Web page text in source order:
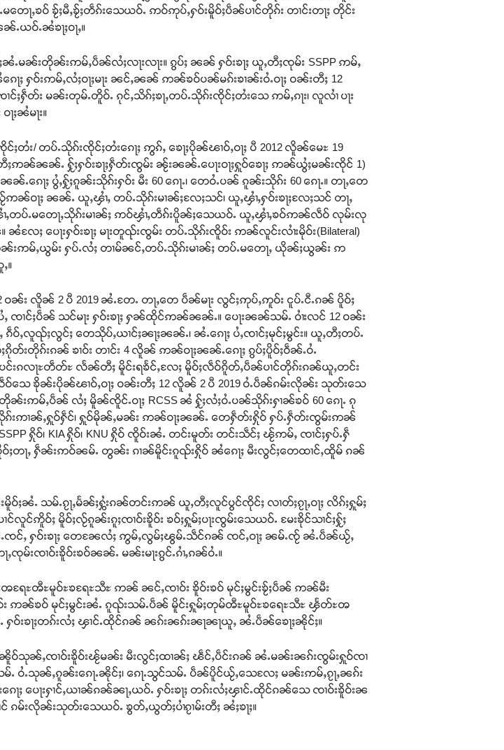
ႃႇၶဝ် ၶႂ်ႈမီႇၶႂ်ႈတဵၵ်းသေယဝ်ႉ ဢဝ်ဢုပ်ႇႁဝ်းမိူဝ်ႈပဵၼ်ပၢင်တိုၵ်း တၢင်းတႃႈ တိုင်း
ယဝ်ႉၼႆၶႃႈဝႃႇ။
မၼ်းတိုၼ်းဢမ်ႇပဵၼ်လႆႈလႃးလႃး။ ၵွပ်ႈ ၼၼ် ႁဝ်းၶႃႈ ယူႇတီႈၸုမ်း SSPP ဢမ်ႇ
ႈ ႁဝ်းဢမ်ႇလႆႈဝႃႈမႃး ၼင်ႇၼၼ် ဢၼ်ၶဝ်ပၼ်မၵ်းၶၢၼ်းဝႆႉဝႃႈ ဝၼ်းတီႈ 12
ႈႁဵတ်း မၼ်းတုမ်ႉတိူဝ်ႉ ၵုင်ႇသိၵ်ႈၶႃႇတပ်ႉသိုၵ်းၸိုင်ႈတႆးသေ ဢမ်ႇၵႃး၊ လူလၢႆ ပႃး
ႈၼႆမႃး။
း/ တပ်ႉသိုၵ်းၸိုင်ႈတႆးၵေႃႈ ဢွၵ်ႇ ၶေႃႈပိုၼ်ၽၢဝ်ႇဝႃႈ ပီ 2012 လိူၼ်မေႊ 19
ဢၼ်ၼၼ်ႉ ႁႂ်ႈႁဝ်းၶႃႈႁဵတ်းၸွမ်း ၼႂ်းၼၼ်ႉပေႃးဝႃႈႁူဝ်ၶေႃႈ ဢၼ်ယွႆႈမၼ်းၸိုင် 1)
ၵေႃႈ ပွႆႇႁႂ်ႈၵူၼ်းသိုၵ်းႁဝ်း မီး 60 ၵေႃႉ၊ တေဝႆႉပၼ် ၵူၼ်းသိုၵ်း 60 ၵေႃႉ။ တႃႇတေ
ဝႃႈ ၼၼ်ႉ ယူႇၾၢႆႇ တပ်ႉသိုၵ်းမၢၼ်ႈလႄႈသင်၊ ယူႇၾၢႆႇႁဝ်းၶႃႈလႄႈသင် တႃႇ
ႇတပ်ႉမတေႃႇသိုၵ်းမၢၼ်ႈ ဢဝ်ၾၢႆႇတဵၵ်းပိူၼ်ႈသေယဝ်ႉ ယူႇၾၢႆႇၶဝ်ဢၼ်လဵဝ် လုမ်းလု
ႄႈ ပေႃးႁဝ်းၶႃႈ မႃးတူၺ်းၸွမ်း တပ်ႉသိုၵ်းၸိူဝ်း ဢၼ်လူင်းလၢႆးမိုဝ်း(Bilateral)
ဢမ်ႇယွမ်း ႁပ်ႉလႆႈ တၢမ်ၼင်ႇတပ်ႉသိုၵ်းမၢၼ်ႈ တပ်ႉမတေႃႇ ယိုၼ်ႈယွၼ်း ဢ
။
ဝၼ်း လိူၼ် 2 ပီ 2019 ၼႆႉတႄႉ တႃႇတေ ပဵၼ်မႃး လွင်ႈဢုပ်ႇဢူဝ်း ငူပ်ႉငီႉၵၼ် ပိူဝ်ႈ
ၢင်ႈပဵၼ် သင်မႃး ႁဝ်းၶႃႈ ႁၼ်ထိုင်ဢၼ်ၼၼ်ႉ။ ပေႃးၼၼ်သမ်ႉ ဝၢႆးလင် 12 ဝၼ်း
ဝ်ႇလူၺ်ႈလွင်ႈ တေသိုပ်ႇယၢင်ႈၼႃႈၼၼ်ႉ၊ ၼႆႉၵေႃႈ ပႆႇၸၢင်ႈမုင်ႈမွင်း။ ယူႇတီႈတပ်ႉ
ၵိုတ်းတိုၵ်းၵၼ် ၶၢဝ်း တၢင်း 4 လိူၼ် ဢၼ်ဝႃႈၼၼ်ႉၵေႃႈ ၵွပ်ႈပိူဝ်ႈဝဵၼ်ႉဝႆႉ
းၵလႃႊတဵတ်ႊ လႅၼ်တီႈ မိူင်းရၶႅင်ႇလႄႈ မိူဝ်ႈလဵဝ်ၵိူတ်ႇပဵၼ်ပၢင်တိုၵ်းၵၼ်ယူႇတင်း
လဵဝ်သေ ၶိုၼ်းပိုၼ်ၽၢဝ်ႇဝႃႈ ဝၼ်းတီႈ 12 လိူၼ် 2 ပီ 2019 ဝႆႉပဵၼ်ၵမ်းလိုၼ်း သုတ်းသေ
ဢမ်ႇပဵၼ် လႆႈ မိူၼ်ၸိူင်ႉဝႃႈ RCSS ၼႆ ႁႂ်ႈလႆႈဝႆႉပၼ်သိုၵ်းႁၢၼ်ၶဝ် 60 ၵေႃႉ ၵု
ဢၢၼ်ႇႁူဝ်ႁဵင်၊ ႁူဝ်မိုၼ်ႇမၼ်း ဢၼ်ဝႃႈၼၼ်ႉ တေႁဵတ်းႁိုဝ် ႁပ်ႉႁဵတ်းၸွမ်းဢၼ်
ႁိုဝ်၊ KIA ႁိုဝ်၊ KNU ႁိုဝ် ၸိူဝ်းၼႆႉ တင်းမူတ်း တင်းသဵင်ႈ ၽႂ်ဢမ်ႇ ၸၢင်ႈႁပ်ႉႁဵ
ႃႇ ႁဵၼ်းဢဝ်ၼမ်ႉ တွၼ်း ၵၢၼ်မိူင်းၵူၺ်းႁိုဝ် ၼႆၵေႃႈ မီးလွင်ႈတေထၢင်ႇထိူမ် ၵၼ်
ႈၼႆႉ သမ်ႉၵႂႃႇမႅၼ်ႈႁွႆးၵၼ်တင်းဢၼ် ယူႇတီႈလူင်ပွင်ၸိုင်ႈ လၢတ်ႈၵႂႃႇဝႃႈ လိၵ်ႈႁူမ်ႈ
ဝ်ႈ မိူဝ်ႈလႂ်ၵူၼ်းၵူႈၸၢဝ်းၶိူဝ်း ၶဝ်ႈႁူမ်ႈပႃးၸွမ်းသေယဝ်ႉ မႄးၶိုင်သၢင်ႈႁႂ်ႈ
င်ႇ ႁဝ်းၶႃႈ တေၼႄလႆႈ ဢွမ်ႇလွမ်ႈၽွမ်ႉသဵင်ၵၼ် ၸင်ႇဝႃႈ ၼမ်ႉၸႂ် ၼႆႉပဵၼ်ယႂ်ႇ
းၸၢဝ်းၶိူဝ်းၶဝ်ၼၼ်ႉ မၼ်းမႃးၵွင်ႉၵၢႆႇၵၼ်ဝႆႉ။
ႄႊၻီႊမူဝ်ႊၶရႄႊသီႊ ဢၼ် ၼင်ႇၸၢဝ်း ၶိူဝ်းၶဝ် မုင်ႈမွင်းၶႂ်ႈပဵၼ် ဢၼ်မီး
ဢၼ်ၶဝ် မုင်ႈမွင်းၼႆႉ ၵူၺ်းသမ်ႉပဵၼ် မိူင်းႁူမ်ႈတုမ်ၻီႊမူဝ်ႊၶရေႊသီႊ ၾႅတ်ႊၻ
းၶႃႈတၵ်းလႆႈ ၾၢင်ႉထိုင်ၵၼ် ၼၵ်းၼၵ်းၼႃၼႃယူႇ ၼႆႉပဵၼ်ၶေႃႈၼိုင်ႈ။
သုၼ်ႇၸၢဝ်းၶိူဝ်းၽႂ်မၼ်း မီးလွင်ႈထၢၼ်ႈ ၽဵင်ႇပဵင်းၵၼ် ၼႆႉမၼ်းၼၵ်းၸွမ်းႁူဝ်ၸၢ
ဝႆႉသုၼ်ႇၵူၼ်းၵေႃႉၼိုင်ႈ၊ ၵေႃႉသွင်သမ်ႉ ပဵၼ်ပိူင်ယႂ်ႇသေလႄႈ မၼ်းဢမ်ႇၵႂႃႇၼၵ်း
ပေႃးႁၢင်ႇယၢၼ်ၵၼ်ၼႃႇယဝ်ႉ ႁဝ်းၶႃႈ တၵ်းလႆႈၾၢင်ႉထိုင်ၵၼ်သေ ၸၢဝ်းၶိူဝ်းၼ
ၵမ်းလိုၼ်းသုတ်းသေယဝ်ႉ ၶွတ်ႇယွတ်ႈပၢႆၵႂၢမ်းတီႈ ၼႆႈၶႃႈ။